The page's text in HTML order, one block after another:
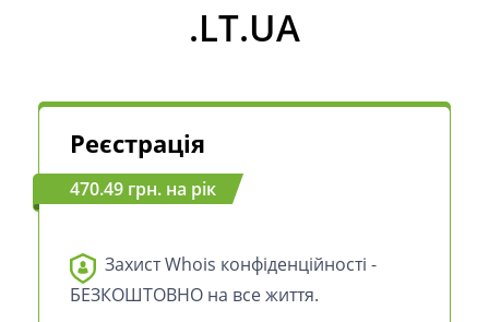
.LT.UA
Реєстрація
470.49 грн. на рік
Захист Whois конфіденційності -
БЕЗКОШТОВНО на все життя.